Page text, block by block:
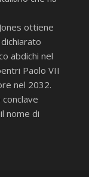
ottiene
abdichi nel
Paolo VII
nel 2032.
nome di